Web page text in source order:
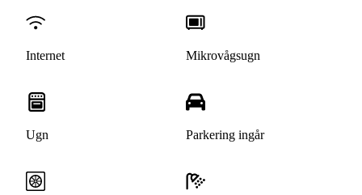
Internet Mikrovågsugn
Ugn Parkering ingår